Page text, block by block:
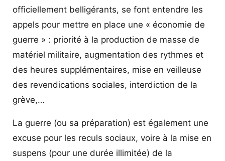
officiellement belligérants, se font entendre les
appels pour mettre en place une « économie de
guerre » : priorité à la production de masse de
matériel militaire, augmentation des rythmes et
des heures supplémentaires, mise en veilleuse
des revendications sociales, interdiction de la
grève,…
La guerre (ou sa préparation) est également une
excuse pour les reculs sociaux, voire à la mise en
suspens (pour une durée illimitée) de la